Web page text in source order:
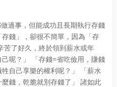
過事，但能成功且長期執行存錢
錢」，卻很不簡單，因為「存
苦了好久，終於領到薪水或年
呢？」 「存錢=省吃儉用，賺錢
自己享樂的權利呢？」 「薪水
錢，乾脆就別存錢了」 諸如此